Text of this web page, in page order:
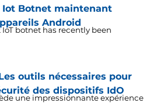
Iot Botnet maintenant
Android
IoT botnet has recently been
outils nécessaires pour
des dispositifs IdO
une impressionnante expérience